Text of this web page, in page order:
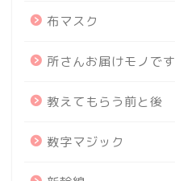
布マスク
所さんお届けモノです
教えてもらう前と後
数字マジック